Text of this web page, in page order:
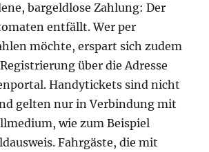
bargeldlose Zahlung: Der
entfällt. Wer per
möchte, erspart sich zudem
über die Adresse
Handytickets sind nicht
gelten nur in Verbindung mit
wie zum Beispiel
Fahrgäste, die mit